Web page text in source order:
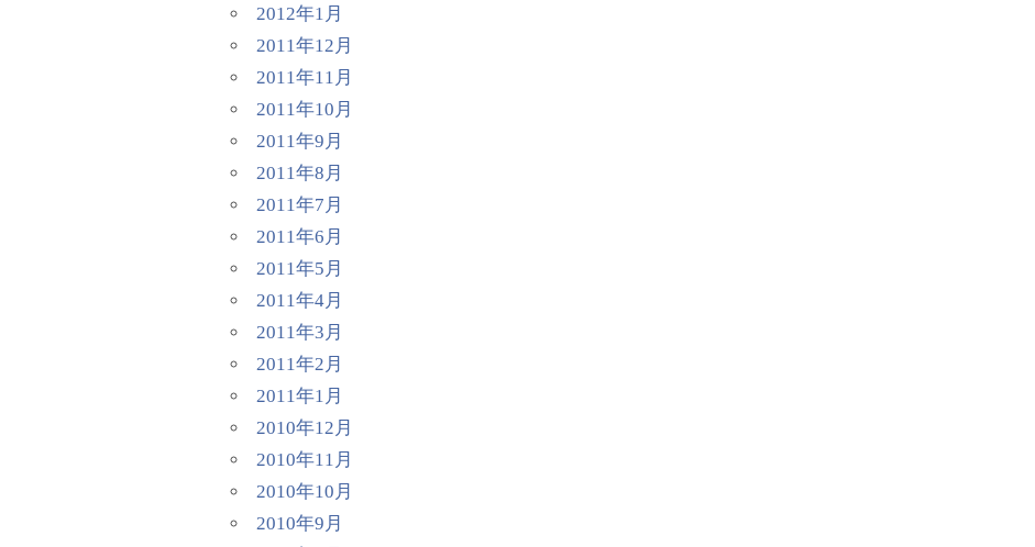
2012年1月
2011年12月
2011年11月
2011年10月
2011年9月
2011年8月
2011年7月
2011年6月
2011年5月
2011年4月
2011年3月
2011年2月
2011年1月
2010年12月
2010年11月
2010年10月
2010年9月